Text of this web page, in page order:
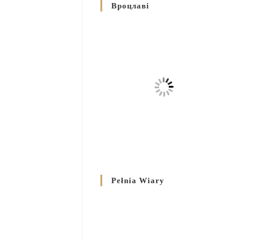
Вроцлаві
Pełnia Wiary